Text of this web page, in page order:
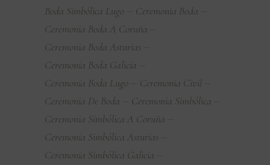
Boda Simbólica Lugo
Ceremonia Boda
Ceremonia Boda A Coruña
Ceremonia Boda Asturias
Ceremonia Boda Galicia
Ceremonia Boda Lugo
Ceremonia Civil
Ceremonia De Boda
Ceremonia Simbólica
Ceremonia Simbólica A Coruña
Ceremonia Simbólica Asturias
Ceremonia Simbólica Galicia